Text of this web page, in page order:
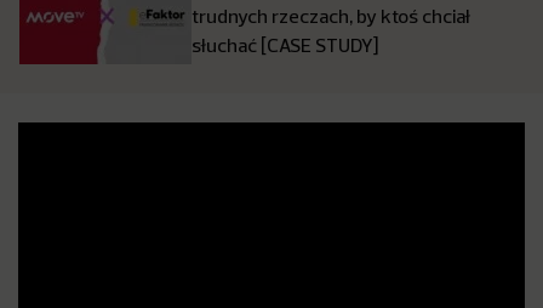
trudnych rzeczach, by ktoś chciał
słuchać [CASE STUDY]